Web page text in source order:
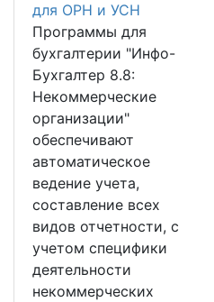
для ОРН и УСН
Программы для
бухгалтерии "Инфо-
Бухгалтер 8.8:
Некоммерческие
организации"
обеспечивают
автоматическое
ведение учета,
составление всех
видов отчетности, с
учетом специфики
деятельности
некоммерческих